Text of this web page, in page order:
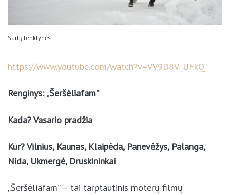
Sartų lenktynės
https://www.youtube.com/watch?v=VV9D8V_UFkQ
Renginys: „Šeršėliafam”
Kada? Vasario pradžia
Kur? Vilnius, Kaunas, Klaipėda, Panevėžys, Palanga,
Nida, Ukmergė, Druskininkai
„Šeršėliafam” – tai tarptautinis moterų filmų